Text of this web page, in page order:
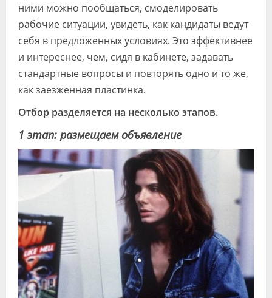
ними можно пообщаться, смоделировать
рабочие ситуации, увидеть, как кандидаты ведут
себя в предложенных условиях. Это эффективнее
и интереснее, чем, сидя в кабинете, задавать
стандартные вопросы и повторять одно и то же,
как заезженная пластинка.
Отбор разделяется на несколько этапов.
1 этап: размещаем объявление